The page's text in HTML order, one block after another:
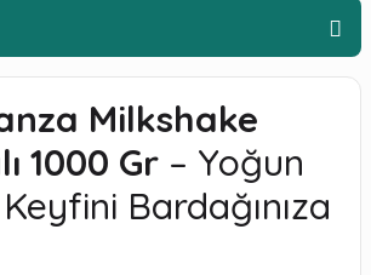
Milkshake
1000 Gr – Yoğun
Bardağınıza